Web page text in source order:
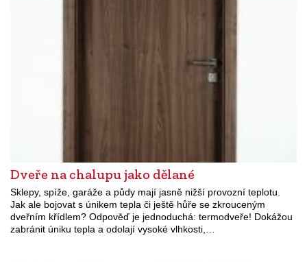
Dveře na chalupu jako dělané
Sklepy, spíže, garáže a půdy mají jasně nižší provozní teplotu.
Jak ale bojovat s únikem tepla či ještě hůře se zkrouceným
dveřním křídlem? Odpověď je jednoduchá: termodveře! Dokážou
zabránit úniku tepla a odolají vysoké vlhkosti,…